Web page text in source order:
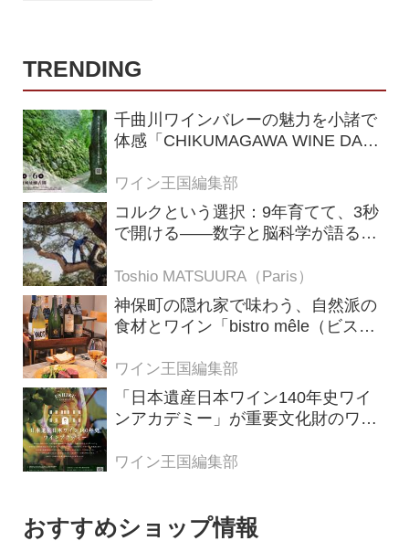
TRENDING
千曲川ワインバレーの魅力を小諸で
体感「CHIKUMAGAWA WINE DAYS
ワイン王国編集部
コルクという選択：9年育てて、3秒
で開ける——数字と脳科学が語る栓
Toshio MATSUURA（Paris）
神保町の隠れ家で味わう、自然派の
食材とワイン「bistro mêle（ビスト
ワイン王国編集部
「日本遺産日本ワイン140年史ワイ
ンアカデミー」が重要文化財のワイ
（2026年6月28日応募締め切り）
ワイン王国編集部
おすすめショップ情報